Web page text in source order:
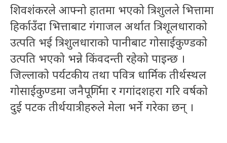
शिवशंकरले आफ्नो हातमा भएको त्रिशुलले भित्तामा
हिर्काउँदा भित्ताबाट गंगाजल अर्थात त्रिशूलधाराको
उत्पति भई त्रिशुलधाराको पानीबाट गोसाईकुण्डको
उत्पति भएको भन्ने किंवदन्ती रहेको पाइन्छ ।
जिल्लाको पर्यटकीय तथा पवित्र धार्मिक तीर्थस्थल
गोसाईकुण्डमा जनैपूर्णिमा र गगांदशहरा गरि वर्षको
दुई पटक तीर्थयात्रीहरुले मेला भर्ने गरेका छन् ।